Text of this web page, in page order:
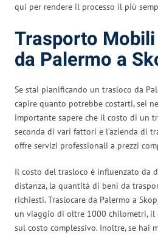
qui per rendere il processo il più
Trasporto
da Palermo a
Se stai pianificando un trasloco da
capire quanto potrebbe costarti, sei
importante sapere che il costo di un
seconda di vari fattori e l’azienda di
offre servizi professionali a prezzi
Il costo del trasloco è influenzato da
distanza, la quantità di beni da
richiesti. Traslocare da Palermo a
un viaggio di oltre 1000 chilometri, il
sul costo complessivo. Inoltre, se hai